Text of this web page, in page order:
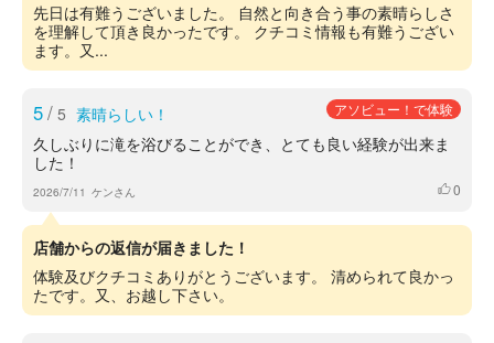
先日は有難うございました。 自然と向き合う事の素晴らしさ
を理解して頂き良かったです。 クチコミ情報も有難うござい
ます。又...
5/ 5 素晴らしい！ アソビュー！で体験
久しぶりに滝を浴びることができ、とても良い経験が出来ま
した！
2026/7/11 ケンさん いいね
0
店舗からの返信が届きました！
体験及びクチコミありがとうございます。 清められて良かっ
たです。又、お越し下さい。